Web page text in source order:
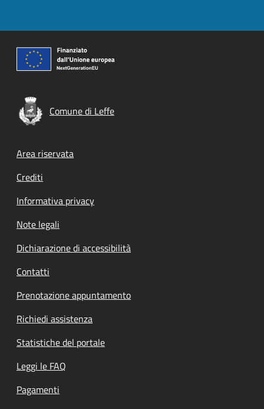
Comune di Leffe
Footer menu
Area riservata
Crediti
Informativa privacy
Note legali
Dichiarazione di accessibilità
Contatti
Prenotazione appuntamento
Richiedi assistenza
Statistiche del portale
Leggi le FAQ
Pagamenti